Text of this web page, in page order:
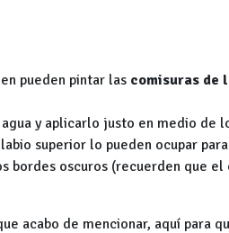
pueden pintar las comisuras de
agua y aplicarlo justo en medio de
superior lo pueden ocupar
bordes oscuros (recuerden que
acabo de mencionar, aquí para